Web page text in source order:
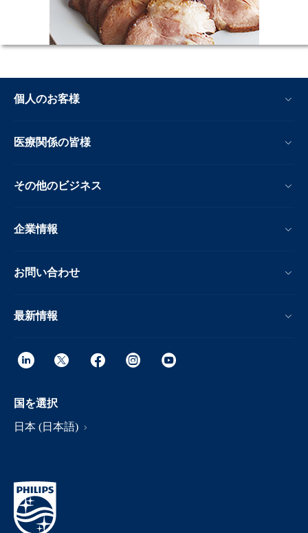
個人のお客様
医療関係の皆様
その他のビジネス
企業情報
お問い合わせ
最新情報
国を選択
日本 (日本語)